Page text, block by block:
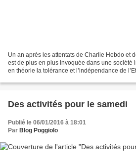
Un an après les attentats de Charlie Hebdo et
est de plus en plus invoquée dans une société
en théorie la tolérance et l’indépendance de
Des activités pour le samedi
Publié le 06/01/2016 à 18:01
Par Blog Poggiolo